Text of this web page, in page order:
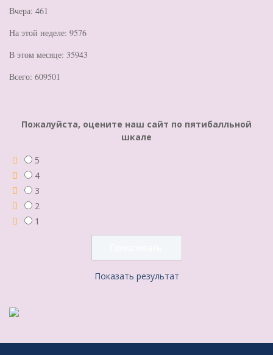
Вчера: 461
На этой неделе: 9576
В этом месяце: 35943
Всего: 609501
Пожалуйста, оцените наш сайт по пятибалльной
шкале
5
4
3
2
1
Показать результат